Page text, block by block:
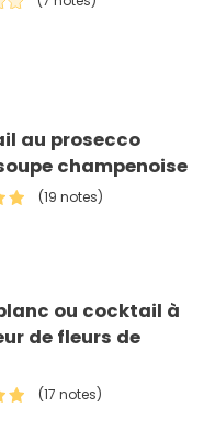
au prosecco
champenoise
(19 notes)
ou cocktail à
de fleurs de
(17 notes)